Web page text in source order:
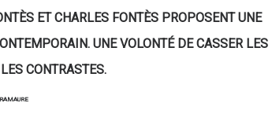
ET CHARLES FONTÈS PROPOSENT UNE
UNE VOLONTÉ DE CASSER LES
CONTRASTES.